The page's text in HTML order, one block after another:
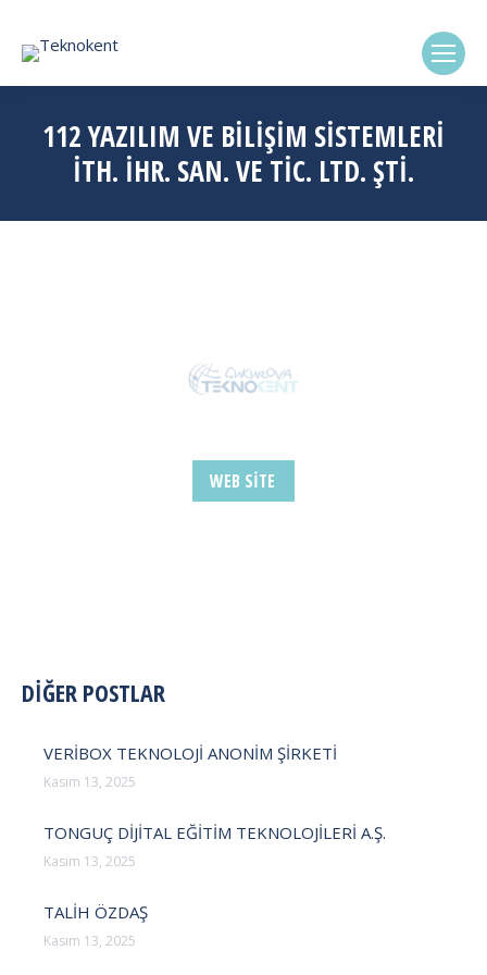
112 YAZILIM VE BİLİŞİM SİSTEMLERİ
İTH. İHR. SAN. VE TİC. LTD. ŞTİ.
WEB SITE
POST
DİĞER POSTLAR
VERİBOX TEKNOLOJİ ANONİM ŞİRKETİ
Kasım 13, 2025
TONGUÇ DİJİTAL EĞİTİM TEKNOLOJİLERİ A.Ş.
Kasım 13, 2025
TALİH ÖZDAŞ
Kasım 13, 2025